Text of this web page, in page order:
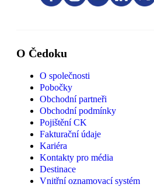
O Čedoku
O společnosti
Pobočky
Obchodní partneři
Obchodní podmínky
Pojištění CK
Fakturační údaje
Kariéra
Kontakty pro média
Destinace
Vnitřní oznamovací systém